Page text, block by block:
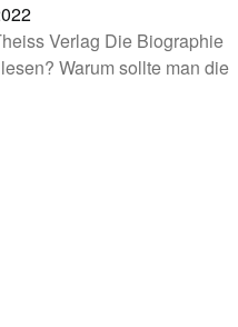
Verlag Die Biographie
Warum sollte man die